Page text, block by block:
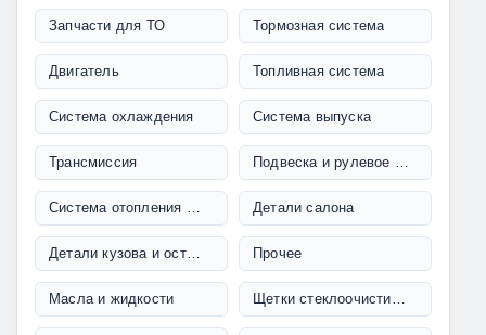
Запчасти для ТО Тормозная система
Двигатель Топливная система
Система охлаждения Система выпуска
Трансмиссия Подвеска и рулевое управление
Система отопления и кондиционирования Детали салона
Детали кузова и остекление Прочее
Масла и жидкости Щетки стеклоочистителя